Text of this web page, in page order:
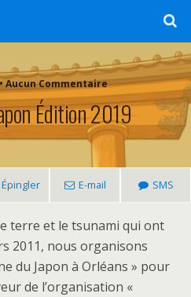
Aucun Commentaire
Édition 2019
Épingler E-mail SMS
terre et le tsunami qui ont
2011, nous organisons
du Japon à Orléans » pour
de l’organisation «